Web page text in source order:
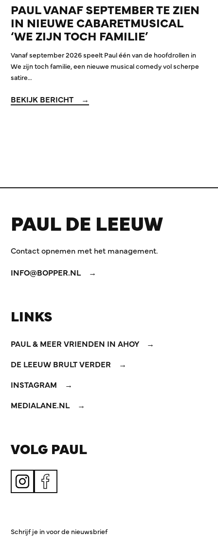
PAUL VANAF SEPTEMBER TE ZIEN
IN NIEUWE CABARETMUSICAL
‘WE ZIJN TOCH FAMILIE’
Vanaf september 2026 speelt Paul één van de hoofdrollen in
We zijn toch familie, een nieuwe musical comedy vol scherpe
satire…
BEKIJK BERICHT
PAUL DE LEEUW
Contact opnemen met het management.
INFO@BOPPER.NL
LINKS
PAUL & MEER VRIENDEN IN AHOY
DE LEEUW BRULT VERDER
INSTAGRAM
MEDIALANE.NL
VOLG PAUL
Schrijf je in voor de nieuwsbrief